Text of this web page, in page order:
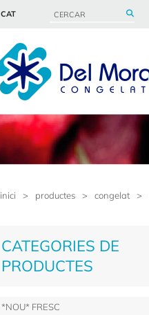
CAT
inici > productes > congelat >
CATEGORIES DE
PRODUCTES
*NOU* FRESC